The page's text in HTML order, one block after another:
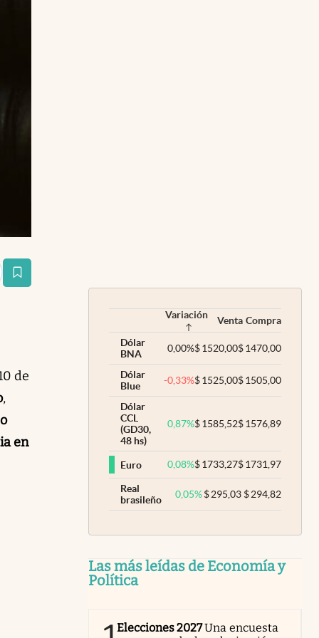
de
,
en
Variación Venta Compra
Dólar
BNA
0,00%$1520,00$1470,00
Dólar
Blue
-0,33%$1525,00$1505,00
Dólar
CCL
(GD30,
48 hs)
0,87%$1585,52$1576,89
Euro 0,08%$1733,27$1731,97
Real
brasileño
0,05% $295,03 $294,82
Las más leídas de Economía y
Política
Elecciones 2027Una encuesta